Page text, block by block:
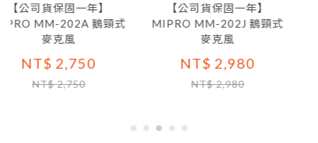
保固一年】
202A 鵝頸式
2,750
2,750
【公司貨保固一年】
MIPRO MM-202J 鵝頸式
NT$ 2,980
NT$ 2,980
MIPRO